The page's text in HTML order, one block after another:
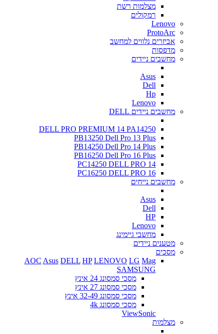
מצלמות רשת
רמקולים
Lenovo
ProtoArc
אביזרים נלווים למחשב
מדפסות
מחשבים ניידים
Asus
Dell
Hp
Lenovo
מחשבים ניידים DELL
DELL PRO PREMIUM 14 PA14250
PB13250 Dell Pro 13 Plus
PB14250 Dell Pro 14 Plus
PB16250 Dell Pro 16 Plus
PC14250 DELL PRO 14
PC16250 DELL PRO 16
מחשבים נייחים
Asus
Dell
HP
Lenovo
מחשבי גיימינג
מטענים ניידים
מסכים
AOC Asus DELL HP LENOVO LG Mag
SAMSUNG
מסכי סמסונג 24 אינץ
מסכי סמסונג 27 אינץ
מסכי סמסונג 32-49 אינץ
מסכי סמסונג 4k
ViewSonic
מצלמות